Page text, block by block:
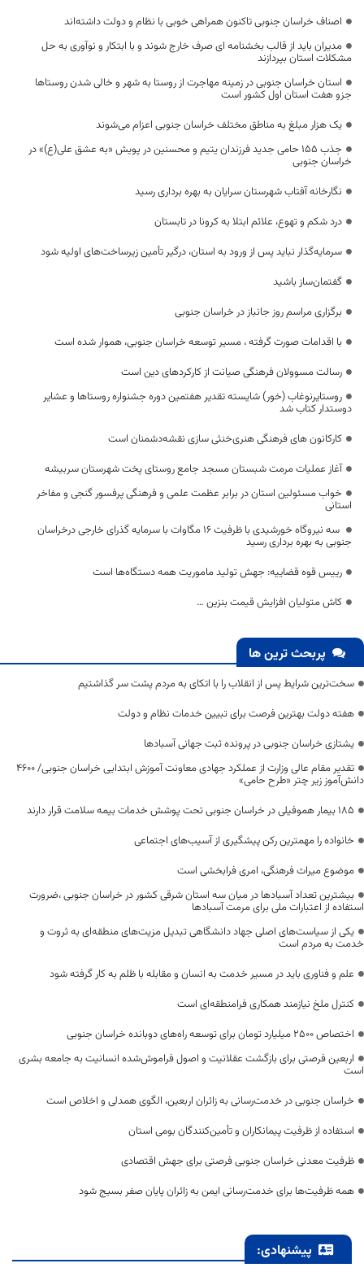
اصناف خراسان جنوبی تاکنون همراهی‌ خوبی با نظام و دولت داشته‌اند
مدیران باید از قالب بخشنامه ای صرف خارج شوند و با ابتکار و نوآوری به حل
مشکلات استان بپردازند
استان خراسان جنوبی در زمینه مهاجرت از روستا به شهر و خالی شدن روستاها
جزو هفت استان اول کشور است
یک هزار مبلغ به مناطق مختلف خراسان جنوبی اعزام می‌شوند
جذب 155 حامی جدید فرزندان یتیم و محسنین در پویش «به عشق علی(ع)» در
خراسان جنوبی
نگارخانه آفتاب شهرستان سرایان به بهره برداری رسید
درد شکم و تهوع، علائم ابتلا به کرونا در تابستان
سرمایه‌گذار نباید پس از ورود به استان، درگیر تأمین زیرساخت‌های اولیه شود
گفتمان‌ساز باشید
برگزاری مراسم روز جانباز در خراسان جنوبی
با اقدامات صورت گرفته ، مسیر توسعه خراسان جنوبی، هموار شده است
رسالت مسوولان فرهنگی صیانت از کارکردهای دین است
روستایرنوغاب (خور) شایسته تقدیر هفتمین دوره جشنواره روستاها و عشایر
دوستدار کتاب شد
کار‌کانون های فرهنگی هنری‌خنثی سازی نقشه‌دشمنان است
آغاز عملیات مرمت شبستان مسجد جامع روستای پخت شهرستان سربیشه
خواب مسئولین استان در برابر عظمت علمی و فرهنگی پرفسور گنجی و مفاخر
استانی
سه نیروگاه خورشیدی با ظرفیت ۱۶ مگاوات با سرمایه گذرای خارجی درخراسان
جنوبی به بهره برداری رسید
رییس قوه قضاییه: جهش تولید ماموریت همه دستگاه‌ها است
کاش متولیان افزایش قیمت بنزین …
پربحث ترین ها
سخت‌ترین شرایط پس از انقلاب را با اتکای به مردم پشت سر گذاشتیم
هفته دولت بهترین فرصت برای تبیین خدمات نظام و دولت
یشتازی خراسان جنوبی در پرونده ثبت جهانی آسبادها
تقدیر مقام عالی وزارت از عملکرد جهادی معاونت آموزش ابتدایی خراسان جنوبی/ ۴۶۰۰
دانش‌آموز زیر چتر «طرح حامی»
۱۸۵ بیمار هموفیلی در خراسان جنوبی تحت پوشش خدمات بیمه سلامت قرار دارند
خانواده را مهمترین رکن پیشگیری از آسیب‌های اجتماعی
موضوع میراث فرهنگی، امری فرابخشی است
بیشترین تعداد آسبادها در میان سه استان شرقی کشور در خراسان جنوبی ،ضرورت
استفاده از اعتبارات ملی برای مرمت آسبادها
یکی از سیاست‌های اصلی جهاد دانشگاهی تبدیل مزیت‌های منطقه‌ای به ثروت و
خدمت به مردم است
علم و فناوری باید در مسیر خدمت به انسان و مقابله با ظلم به کار گرفته شود
کنترل ملخ نیازمند همکاری فرامنطقه‌ای است
اختصاص 2500 میلیارد تومان برای توسعه راه‌های دوبانده خراسان جنوبی
اربعین فرصتی برای بازگشت عقلانیت و اصول فراموش‌شده انسانیت به جامعه بشری
است
خراسان جنوبی در خدمت‌رسانی به زائران اربعین، الگوی همدلی و اخلاص است
استفاده از ظرفیت پیمانکاران و تأمین‌کنندگان بومی استان
ظرفیت معدنی خراسان جنوبی فرصتی برای جهش اقتصادی
همه ظرفیت‌ها برای خدمت‌رسانی ایمن به زائران پایان صفر بسیج شود
پیشنهادی: